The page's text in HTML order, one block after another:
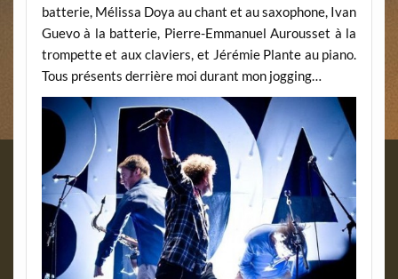
batterie, Mélissa Doya au chant et au saxophone, Ivan
Guevo à la batterie, Pierre-Emmanuel Aurousset à la
trompette et aux claviers, et Jérémie Plante au piano.
Tous présents derrière moi durant mon jogging…